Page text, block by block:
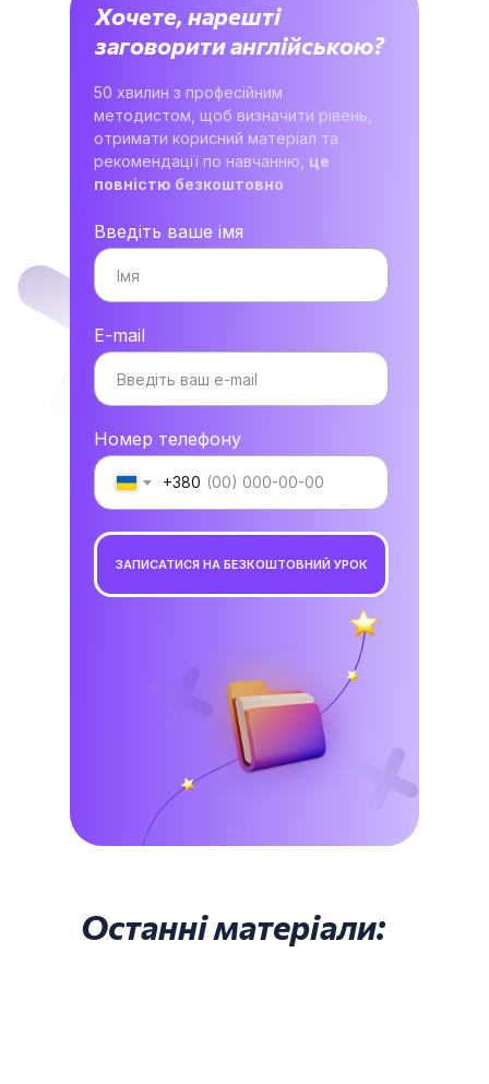
Хочете, нарешті
заговорити англійською?
50 хвилин з професійним
методистом, щоб визначити рівень,
отримати корисний матеріал та
рекомендації по навчанню, це
повністю безкоштовно
Введіть ваше імя
E-mail
Номер телефону
+380
ЗАПИСАТИСЯ НА БЕЗКОШТОВНИЙ УРОК
Останні матеріали: